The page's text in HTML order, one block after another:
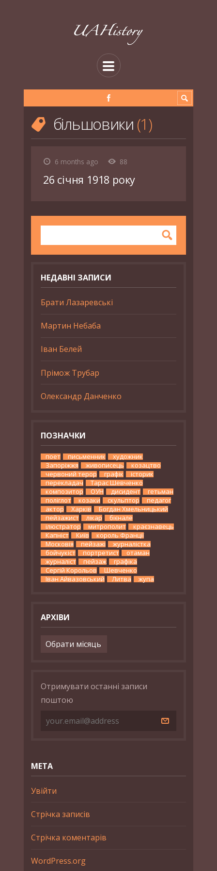
більшовики 1
6 months ago 88
26 січня 1918 року
НЕДАВНІ ЗАПИСИ
Брати Лазаревські
Мартин Небаба
Іван Белей
Прімож Трубар
Олександр Данченко
ПОЗНАЧКИ
поет письменник
художник
Запоріжжя
живописець
козацтво
червоний терор
графік
історик
перекладач
Тарас Шевченко
композитор
ОУН дисидент
гетьман
поліглот
козаки скульптор
педагог
актор
Харків
Богдан Хмельницький
пейзажист
лікар
бієнале
ілюстратор
митрополит
краєзнавець
Капніст
Київ
король Франції
Московія
пейзажі
журналістка
бойчукіст
портретист
отаман
журналіст
пейзаж
графіка
Сергій Корольов
Шевченко
Іван Айвазовський
Литва жупа
АРХІВИ
Архіви
Отримувати останні записи
поштою
МЕТА
Увійти
Стрічка записів
Стрічка коментарів
WordPress.org